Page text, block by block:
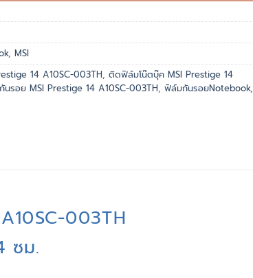
, MSI
14 A10SC-003TH, ติดฟิล์มโน๊ตบุ๊ค MSI Prestige 14
นรอย MSI Prestige 14 A10SC-003TH, ฟิล์มกันรอยNotebook,
003TH
ซม.